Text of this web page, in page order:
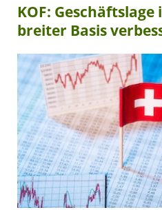
KOF:
breiter Basis